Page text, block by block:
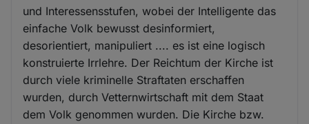
und Interessensstufen, wobei der Intelligente das
einfache Volk bewusst desinformiert,
desorientiert, manipuliert .... es ist eine logisch
konstruierte Irrlehre. Der Reichtum der Kirche ist
durch viele kriminelle Straftaten erschaffen
wurden, durch Vetternwirtschaft mit dem Staat
dem Volk genommen wurden. Die Kirche bzw.